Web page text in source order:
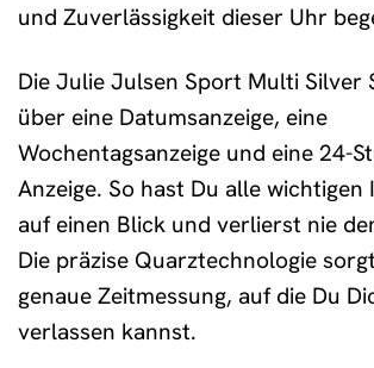
und Zuverlässigkeit dieser Uhr
Die Julie Julsen Sport Multi Silver
über eine Datumsanzeige, eine
Wochentagsanzeige und eine 24-
Anzeige. So hast Du alle
auf einen Blick und verlierst nie
Die präzise Quarztechnologie
genaue Zeitmessung, auf die Du
verlassen kannst.